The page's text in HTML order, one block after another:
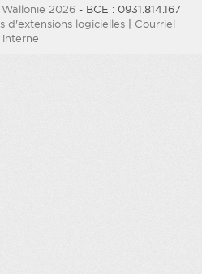
2026 - BCE : 0931.814.167
d'extensions logicielles| Courriel
interne